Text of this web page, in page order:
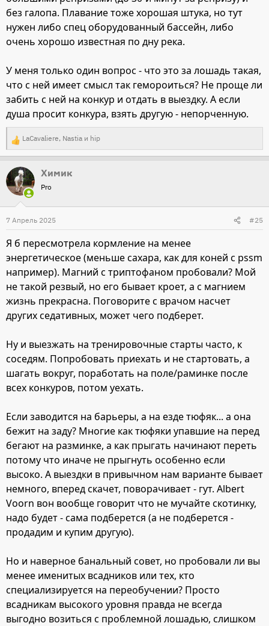
без галопа. Плавание тоже хорошая штука, но тут
нужен либо спец оборудованный бассейн, либо
очень хорошо известная по дну река.
У меня только один вопрос - что это за лошадь такая,
что с ней имеет смысл так гемороиться? Не проще ли
забить с ней на конкур и отдать в выездку. А если
душа просит конкура, взять другую - непорченную.
Р
е
а
к
и
и
:
LaCavaliere, Nastia и hip
Химик
Pro
7 Апрель 2025 #25
Я б пересмотрела кормление на менее
энергетическое (меньше сахара, как для коней с pssm
например). Магний с триптофаном пробовали? Мой
не такой резвый, но его бывает кроет, а с магнием
жизнь прекрасна. Поговорите с врачом насчет
других седативных, может чего подберет.
Ну и выезжать на тренировочные старты часто, к
соседям. Попробовать приехать и не стартовать, а
шагать вокруг, поработать на поле/раминке после
всех конкуров, потом уехать.
Если заводится на барьеры, а на езде тюфяк... а она
бежит на заду? Многие как тюфяки упавшие на перед
бегают на разминке, а как прыгать начинают переть
потому что иначе не прыгнуть особенно если
высоко. А выездки в привычном нам варианте бывает
немного, вперед скачет, поворачивает - гут. Albert
Voorn вон вообще говорит что не мучайте скотинку,
надо будет - сама подберется (а не подберется -
продадим и купим другую).
Но и наверное банальный совет, но пробовали ли вы
менее именитых всадников или тех, кто
специализируется на переобучении? Просто
всадникам высокого уровня правда не всегда
выгодно возиться с проблемной лошадью, слишком